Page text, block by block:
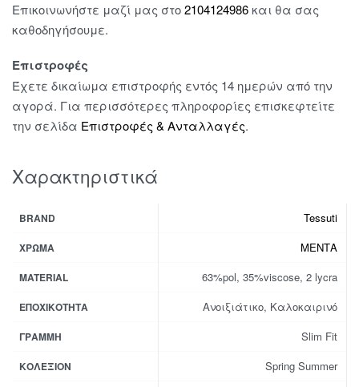
Επικοινωνήστε μαζί μας στο2104124986και θα σας
καθοδηγήσουμε.
Επιστροφές
Έχετε δικαίωμα επιστροφής εντός 14 ημερών από την
αγορά. Για περισσότερες πληροφορίες επισκεφτείτε
την σελίδα Επιστροφές & Ανταλλαγές.
Χαρακτηριστικά
BRAND Tessuti
ΧΡΏΜΑ ΜΕΝΤΑ
MATERIAL 63%pol, 35%viscose, 2 lycra
ΕΠΟΧΙΚΌΤΗΤΑ Ανοιξιάτικο, Καλοκαιρινό
ΓΡΑΜΜΉ Slim Fit
ΚΟΛΕΞΙΌΝ Spring Summer